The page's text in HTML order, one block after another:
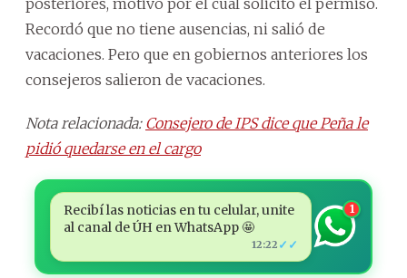
Recordó que no tiene ausencias, ni salió de
vacaciones. Pero que en gobiernos anteriores los
consejeros salieron de vacaciones.
Nota relacionada: Consejero de IPS dice que Peña le
pidió quedarse en el cargo
Recibí las noticias en tu celular, unite
al canal de ÚH en WhatsApp 🤩
12:22 ✓✓
1